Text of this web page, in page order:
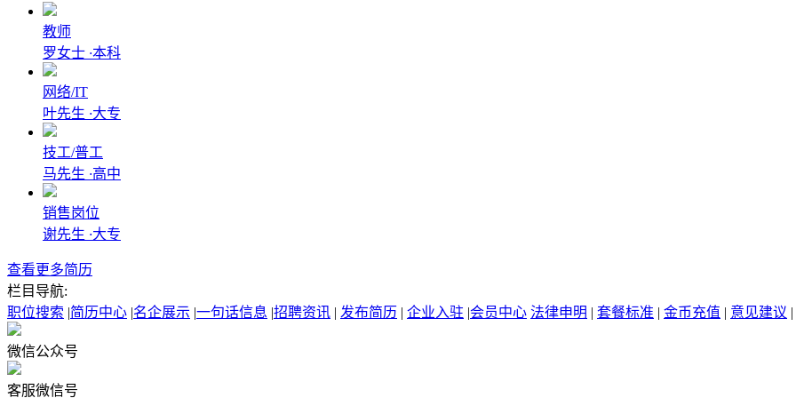
教师
罗女士 ·本科
网络/IT
叶先生 ·大专
技工/普工
马先生 ·高中
销售岗位
谢先生 ·大专
查看更多简历
栏目导航:
职位搜索 |简历中心 |名企展示 |一句话信息 |招聘资讯 | 发布简历 | 企业入驻 |会员中心 法律申明 | 套餐标准 | 金币充值 | 意见建议 |
微信公众号
客服微信号